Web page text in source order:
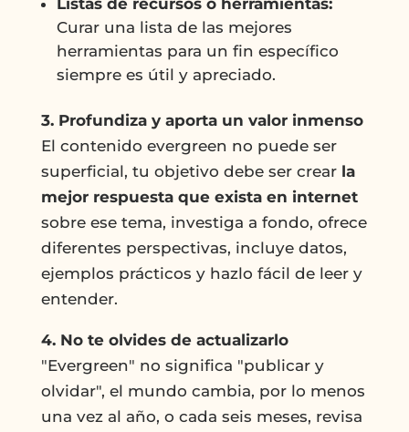
Listas de recursos o herramientas:
Curar una lista de las mejores
herramientas para un fin específico
siempre es útil y apreciado.
3. Profundiza y aporta un valor inmenso
El contenido evergreen no puede ser
superficial, tu objetivo debe ser crear la
mejor respuesta que exista en internet
sobre ese tema, investiga a fondo, ofrece
diferentes perspectivas, incluye datos,
ejemplos prácticos y hazlo fácil de leer y
entender.
4. No te olvides de actualizarlo
"Evergreen" no significa "publicar y
olvidar", el mundo cambia, por lo menos
una vez al año, o cada seis meses, revisa